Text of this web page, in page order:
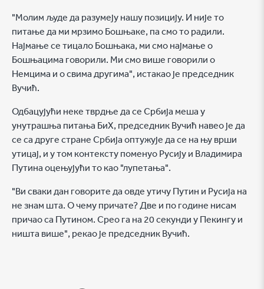
"Молим људе да разумеју нашу позицију. И није то
питање да ми мрзимо Бошњаке, па смо то радили.
Најмање се тицало Бошњака, ми смо најмање о
Бошњацима говорили. Ми смо више говорили о
Немцима и о свима другима", истакао је председник
Вучић.
Одбацујући неке тврдње да се Србија меша у
унутрашња питања БиХ, председник Вучић навео је да
се са друге стране Србија оптужује да се на њу врши
утицај, и у том контексту поменуо Русију и Владимира
Путина оцењујући то као "лупетања".
"Ви сваки дан говорите да овде утичу Путин и Русија на
не знам шта. О чему причате? Две и по године нисам
причао са Путином. Срео га на 20 секунди у Пекингу и
ништа више", рекао је председник Вучић.